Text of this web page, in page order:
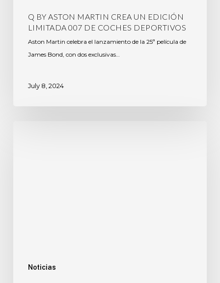
Q BY ASTON MARTIN CREA UN EDICIÓN
LIMITADA 007 DE COCHES DEPORTIVOS
Aston Martin celebra el lanzamiento de la 25ª película de
James Bond, con dos exclusivas…
July 8, 2024
Noticias